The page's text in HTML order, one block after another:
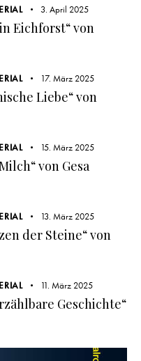
3. April 2025
Eichforst“ von
17. März 2025
Liebe“ von
15. März 2025
von Gesa
13. März 2025
der Steine“ von
11. März 2025
Geschichte“